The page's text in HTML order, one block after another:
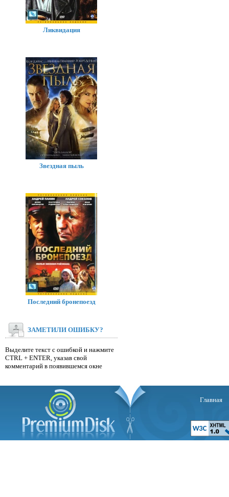
Ликвидация
Звездная пыль
Последний бронепоезд
ЗАМЕТИЛИ ОШИБКУ?
Выделите текст с ошибкой и нажмите
CTRL + ENTER, указав свой
комментарий в появившемся окне
Главная